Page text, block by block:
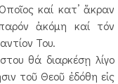
καί κατ’ ἄκραν
ἀκόμη καί τόν
Του.
θά διαρκέσῃ λίγο
τοῦ Θεοῦ ἐδόθη εἰς